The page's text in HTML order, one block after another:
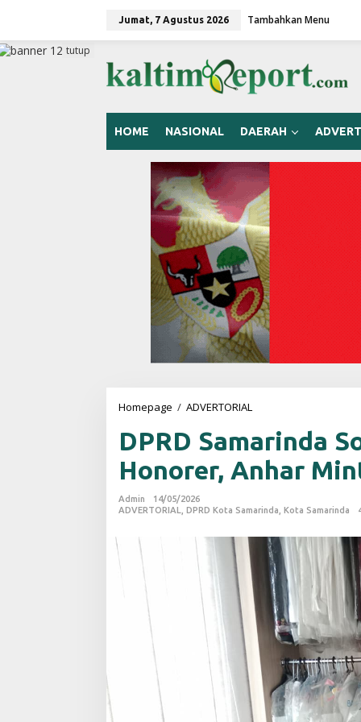
a
Jumat, 7 Agustus 2026 Tambahkan Menu
HOME NASIONAL DAERAH
tutup
Homepage / ADVERTORIAL
R
D
S
a
a
i
a
S
o
r
o
c
DPRD Samarinda
Honorer, Anhar
Admin
14/05/2026
ADVERTORIAL
DPRD Kota Samarinda Kota Samarinda